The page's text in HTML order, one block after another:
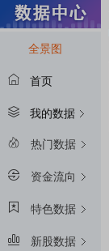
全景图
首页
我的数据
热门数据
资金流向
特色数据
新股数据